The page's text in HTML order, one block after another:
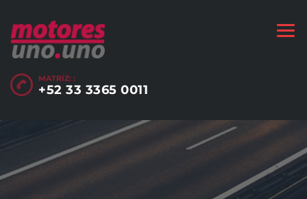
MATRÍZ: :
+52 33 3365 0011